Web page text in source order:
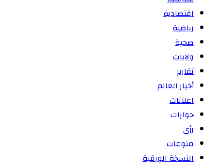
اقتصادية
رياضية
صحية
ولايات
تقارير
أخبار العالم
اعلانات
حوارات
رأي
منوعات
النسخة الورقية